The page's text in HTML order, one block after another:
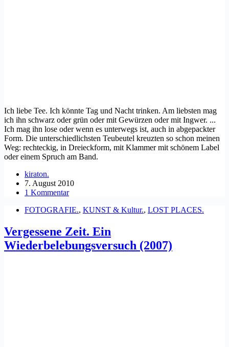
Ich liebe Tee. Ich könnte Tag und Nacht trinken. Am liebsten mag
ich ihn schwarz oder grün oder mit Gewürzen oder mit Ingwer. ...
Ich mag ihn lose oder wenn es unterwegs ist, auch in abgepackter
Form. Die unterschiedlichsten Teubeutel kreuzten so schon meinen
Weg: rechteckig, in Dreieckform, mit Klammer mit schönem Label
oder einem Spruch am Band.
kiraton.
7. August 2010
1 Kommentar
FOTOGRAFIE., KUNST & Kultur., LOST PLACES.
Vergessene Zeit. Ein
Wiederbelebungsversuch (2007)